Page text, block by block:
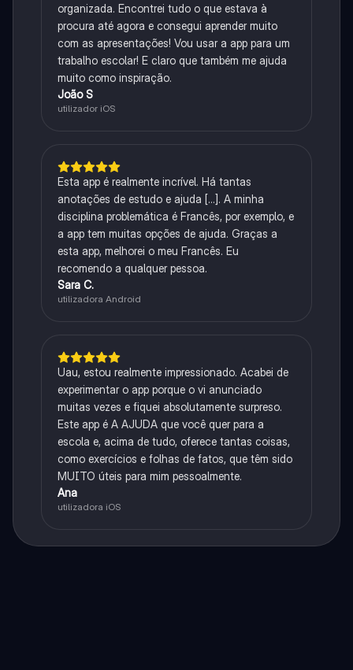
organizada. Encontrei tudo o que estava à
procura até agora e consegui aprender muito
com as apresentações! Vou usar a app para um
trabalho escolar! E claro que também me ajuda
muito como inspiração.
João S
utilizador iOS
Esta app é realmente incrível. Há tantas
anotações de estudo e ajuda [...]. A minha
disciplina problemática é Francês, por exemplo, e
a app tem muitas opções de ajuda. Graças a
esta app, melhorei o meu Francês. Eu
recomendo a qualquer pessoa.
Sara C.
utilizadora Android
Uau, estou realmente impressionado. Acabei de
experimentar o app porque o vi anunciado
muitas vezes e fiquei absolutamente surpreso.
Este app é A AJUDA que você quer para a
escola e, acima de tudo, oferece tantas coisas,
como exercícios e folhas de fatos, que têm sido
MUITO úteis para mim pessoalmente.
Ana
utilizadora iOS